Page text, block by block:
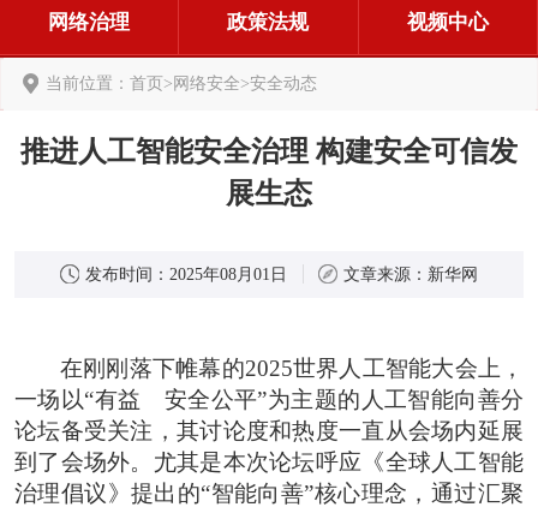
网络治理 政策法规 视频中心
当前位置： 首页>网络安全>安全动态
推进人工智能安全治理 构建安全可信发
展生态
发布时间： 2025年08月01日 文章来源： 新华网
在刚刚落下帷幕的2025世界人工智能大会上，
一场以“有益 安全公平”为主题的人工智能向善分
论坛备受关注，其讨论度和热度一直从会场内延展
到了会场外。尤其是本次论坛呼应《全球人工智能
治理倡议》提出的“智能向善”核心理念，通过汇聚